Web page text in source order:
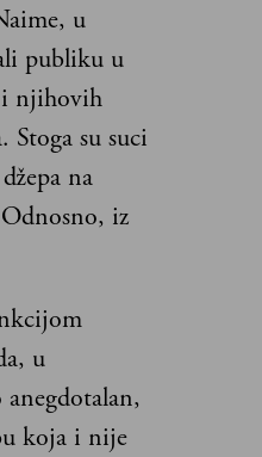
u
publiku u
i njihovih
su suci
na
iz
u
koja i nije